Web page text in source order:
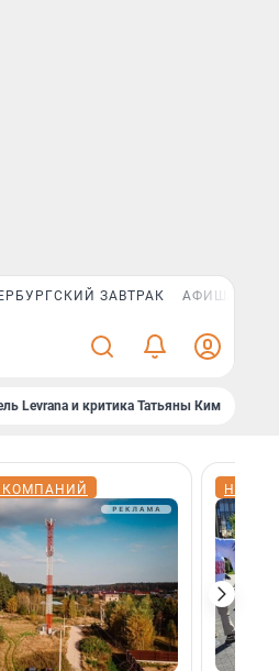
ЗАВТРАК АФИША PLUS
Levrana и критика Татьяны Ким
КОМПАНИЙ